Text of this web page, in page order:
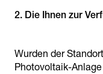
2. Die Ihnen zur
Wurden der
Photovoltaik-